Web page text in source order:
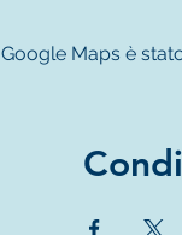
Google Maps è